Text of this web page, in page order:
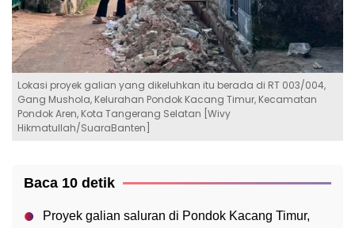
Lokasi proyek galian yang dikeluhkan itu berada di RT 003/004,
Gang Mushola, Kelurahan Pondok Kacang Timur, Kecamatan
Pondok Aren, Kota Tangerang Selatan [Wivy
Hikmatullah/SuaraBanten]
Baca 10 detik
Proyek galian saluran di Pondok Kacang Timur,